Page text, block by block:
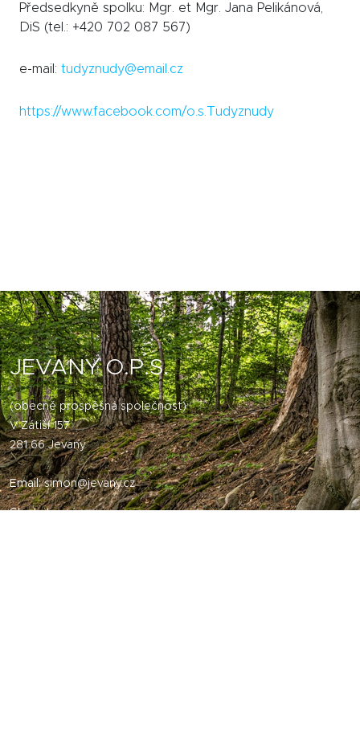
Předsedkyně spolku: Mgr. et Mgr. Jana Pelikánová,
DiS (tel.: +420 702 087 567)
e-mail: tudyznudy@email.cz
https://www.facebook.com/o.s.Tudyznudy
JEVANY O.P.S.
(obecně prospěšná společnost)
V Zátiší 157
281 66 Jevany
Email:simon@jevany.cz
Sledujte nás